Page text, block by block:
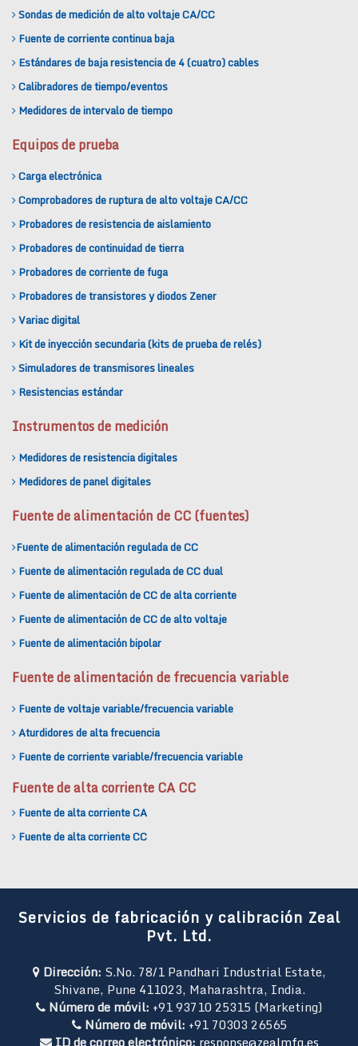
Sondas de medición de alto voltaje CA/CC
Fuente de corriente continua baja
Estándares de baja resistencia de 4 (cuatro) cables
Calibradores de tiempo/eventos
Medidores de intervalo de tiempo
Equipos de prueba
Carga electrónica
Comprobadores de ruptura de alto voltaje CA/CC
Probadores de resistencia de aislamiento
Probadores de continuidad de tierra
Probadores de corriente de fuga
Probadores de transistores y diodos Zener
Variac digital
Kit de inyección secundaria (kits de prueba de relés)
Simuladores de transmisores lineales
Resistencias estándar
Instrumentos de medición
Medidores de resistencia digitales
Medidores de panel digitales
Fuente de alimentación de CC (fuentes)
Fuente de alimentación regulada de CC
Fuente de alimentación regulada de CC dual
Fuente de alimentación de CC de alta corriente
Fuente de alimentación de CC de alto voltaje
Fuente de alimentación bipolar
Fuente de alimentación de frecuencia variable
Fuente de voltaje variable/frecuencia variable
Aturdidores de alta frecuencia
Fuente de corriente variable/frecuencia variable
Fuente de alta corriente CA CC
Fuente de alta corriente CA
Fuente de alta corriente CC
Servicios de fabricación y calibración Zeal
Pvt. Ltd.
Dirección: S.No. 78/1 Pandhari Industrial Estate,
Shivane, Pune 411023, Maharashtra, India.
Número de móvil: +91 93710 25315 (Marketing)
Número de móvil: +91 70303 26565
ID de correo electrónico: response@zealmfg.es